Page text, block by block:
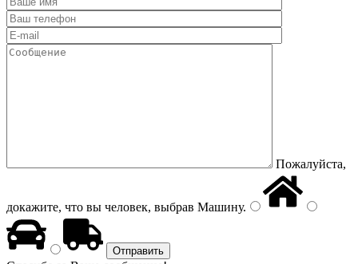
Пожалуйста,
докажите, что вы человек, выбрав Машину.